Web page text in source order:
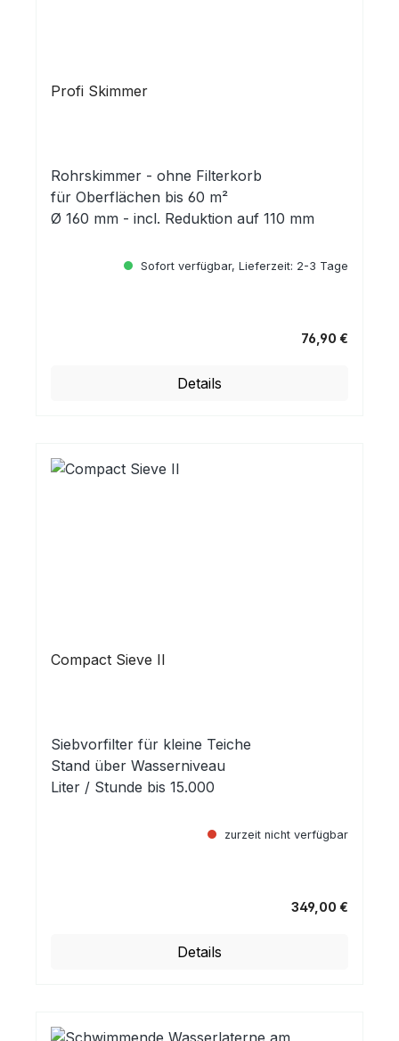
Profi Skimmer
Rohrskimmer - ohne Filterkorb
für Oberflächen bis 60 m²
Ø 160 mm - incl. Reduktion auf 110 mm
Sofort verfügbar, Lieferzeit: 2-3 Tage
76,90 €
Details
Compact Sieve II
Siebvorfilter für kleine Teiche
Stand über Wasserniveau
Liter / Stunde bis 15.000
zurzeit nicht verfügbar
349,00 €
Details